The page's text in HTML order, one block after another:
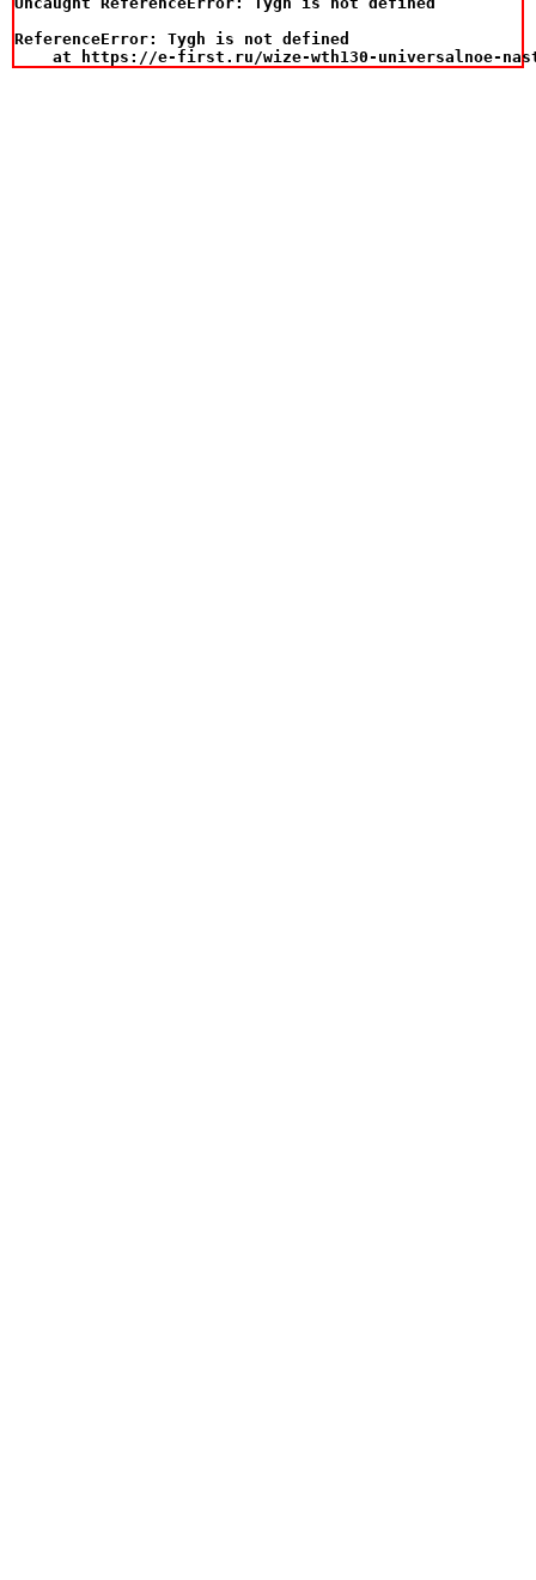
ReferenceError: Tygh is not defined
at https://e-first.ru/wize-wth130-universalnoe-